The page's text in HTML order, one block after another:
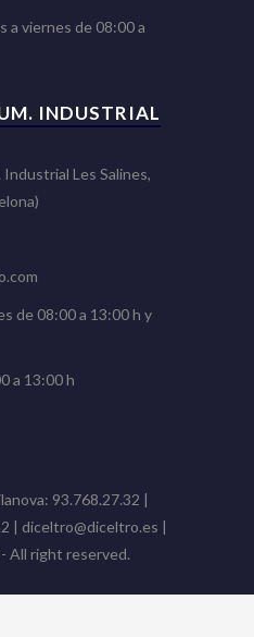
a viernes de 08:00 a
INDUSTRIAL
Industrial Les Salines,
de 08:00 a 13:00 h y
a 13:00 h
93.768.27.32 |
| diceltro@diceltro.es |
All right reserved.